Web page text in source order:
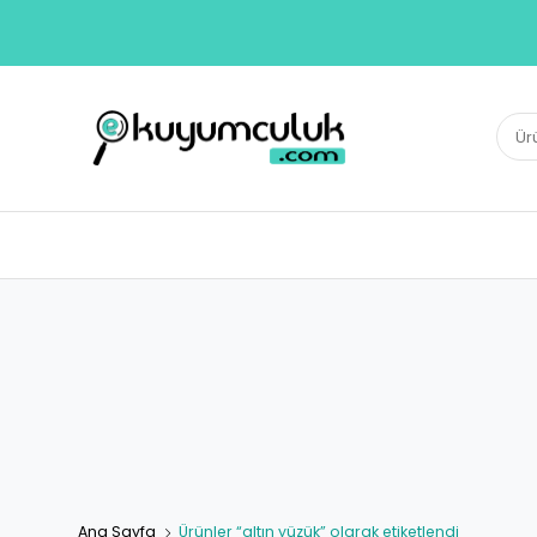
E-KUYUMCULUK
Herkesin Kuyumcusu Ara:
Ana Sayfa Ürünler “altın yüzük” olarak etiketlendi